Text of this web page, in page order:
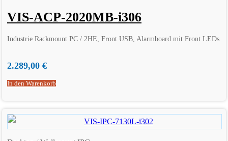
VIS-ACP-2020MB-i306
Industrie Rackmount PC / 2HE, Front USB, Alarmboard mit Front LEDs
2.289,00 €
In den Warenkorb